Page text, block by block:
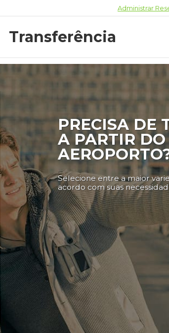
Administrar
Transferência
PRECISA DE
A PARTIR DO
Selecione entre a maior
acordo com suas